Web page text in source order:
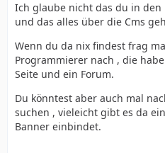
Ich glaube nicht das du in
und das alles über die Cms
Wenn du da nix findest frag
Programmierer nach , die
Seite und ein Forum.
Du könntest aber auch mal
suchen , vieleicht gibt es da
Banner einbindet.